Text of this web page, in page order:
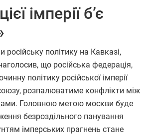
імперії б’є
політику на Кавказі,
що російська федерація,
політику російської імперії
розпалюватиме конфлікти між
Головною метою москви буде
безроздільного панування
імперських прагнень стане